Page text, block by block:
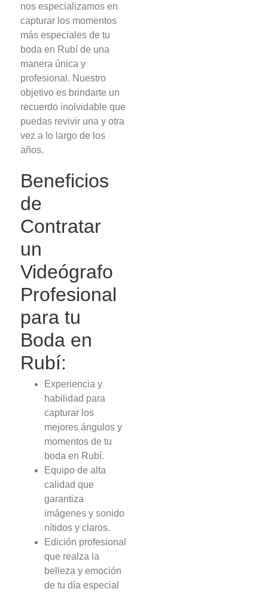
nos especializamos en
capturar los momentos
más especiales de tu
boda en Rubí de una
manera única y
profesional. Nuestro
objetivo es brindarte un
recuerdo inolvidable que
puedas revivir una y otra
vez a lo largo de los
años.
Beneficios
de
Contratar
un
Videógrafo
Profesional
para tu
Boda en
Rubí:
Experiencia y
habilidad para
capturar los
mejores ángulos y
momentos de tu
boda en Rubí.
Equipo de alta
calidad que
garantiza
imágenes y sonido
nítidos y claros.
Edición profesional
que realza la
belleza y emoción
de tu día especial